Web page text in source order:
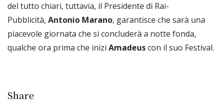
del tutto chiari, tuttavia, il Presidente di Rai-
Pubblicità, Antonio Marano, garantisce che sarà una
piacevole giornata che si concluderà a notte fonda,
qualche ora prima che inizi Amadeuscon il suo Festival.
Share